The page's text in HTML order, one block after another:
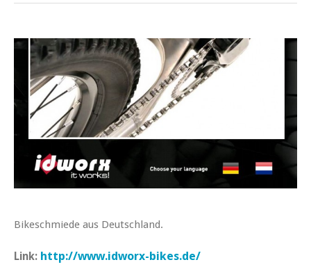
Bikeschmiede aus Deutschland.
Link: http://www.idworx-bikes.de/